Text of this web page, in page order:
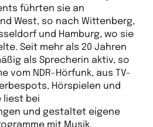
führten sie an
West, so nach Wittenberg,
und Hamburg, wo sie
Seit mehr als 20 Jahren
als Sprecherin aktiv, so
vom NDR-Hörfunk, aus TV-
Hörspielen und
liest bei
und gestaltet eigene